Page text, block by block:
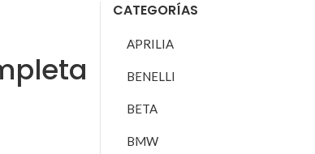
CATEGORÍAS
APRILIA
BENELLI
BETA
BMW